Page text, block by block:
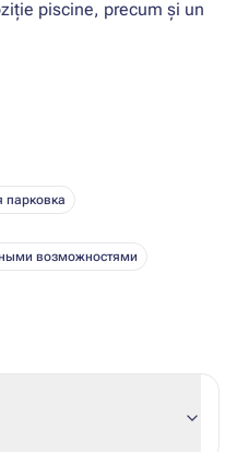
piscine, precum și un
парковка
возможностями